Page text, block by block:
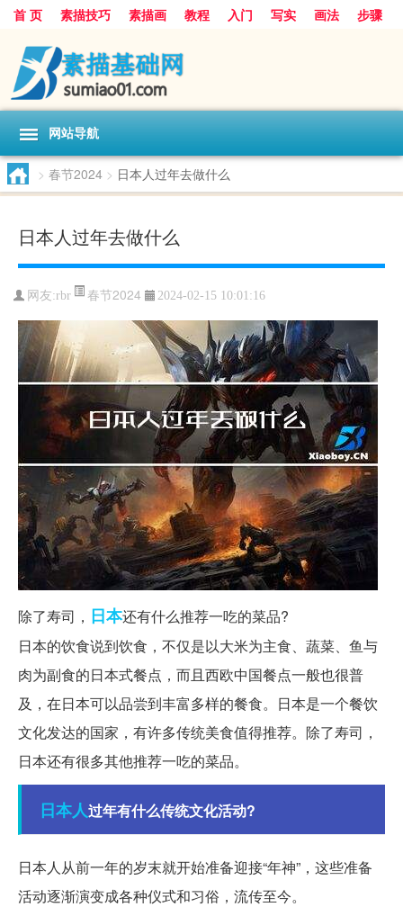
首 页 素描技巧 素描画 教程 入门 写实 画法
步骤
基础
超写实
网站导航
> 春节2024 > 日本人过年去做什么
日本人过年去做什么
网友:rbr 春节2024 2024-02-15 10:01:16
除了寿司， 日本还有什么推荐一吃的菜品?
日本的饮食说到饮食，不仅是以大米为主食、蔬菜、鱼与
肉为副食的日本式餐点，而且西欧中国餐点一般也很普
及，在日本可以品尝到丰富多样的餐食。日本是一个餐饮
文化发达的国家，有许多传统美食值得推荐。除了寿司，
日本还有很多其他推荐一吃的菜品。
日本人过年有什么传统文化活动?
日本人从前一年的岁末就开始准备迎接“年神”，这些准备
活动逐渐演变成各种仪式和习俗，流传至今。